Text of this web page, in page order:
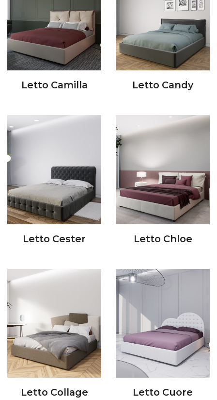
Letto Camilla Letto Candy
Letto Cester Letto Chloe
Letto Collage Letto Cuore